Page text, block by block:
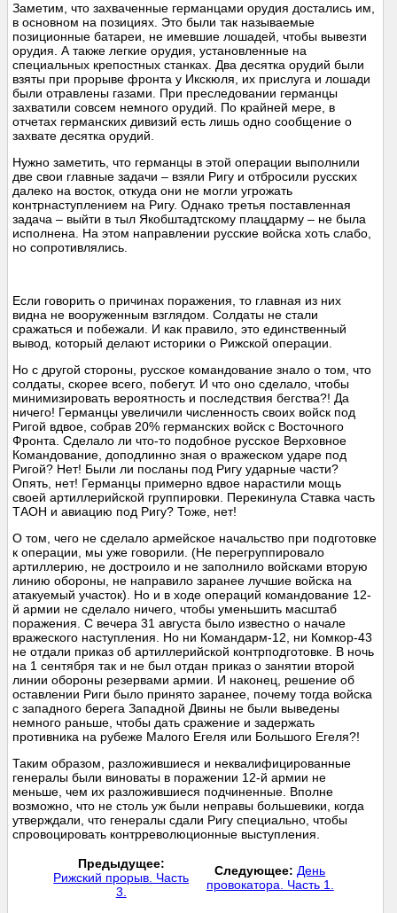
Заметим, что захваченные германцами орудия достались им,
в основном на позициях. Это были так называемые
позиционные батареи, не имевшие лошадей, чтобы вывезти
орудия. А также легкие орудия, установленные на
специальных крепостных станках. Два десятка орудий были
взяты при прорыве фронта у Икскюля, их прислуга и лошади
были отравлены газами. При преследовании германцы
захватили совсем немного орудий. По крайней мере, в
отчетах германских дивизий есть лишь одно сообщение о
захвате десятка орудий.
Нужно заметить, что германцы в этой операции выполнили
две свои главные задачи – взяли Ригу и отбросили русских
далеко на восток, откуда они не могли угрожать
контрнаступлением на Ригу. Однако третья поставленная
задача – выйти в тыл Якобштадтскому плацдарму – не была
исполнена. На этом направлении русские войска хоть слабо,
но сопротивлялись.
Если говорить о причинах поражения, то главная из них
видна не вооруженным взглядом. Солдаты не стали
сражаться и побежали. И как правило, это единственный
вывод, который делают историки о Рижской операции.
Но с другой стороны, русское командование знало о том, что
солдаты, скорее всего, побегут. И что оно сделало, чтобы
минимизировать вероятность и последствия бегства?! Да
ничего! Германцы увеличили численность своих войск под
Ригой вдвое, собрав 20% германских войск с Восточного
Фронта. Сделало ли что-то подобное русское Верховное
Командование, доподлинно зная о вражеском ударе под
Ригой? Нет! Были ли посланы под Ригу ударные части?
Опять, нет! Германцы примерно вдвое нарастили мощь
своей артиллерийской группировки. Перекинула Ставка часть
ТАОН и авиацию под Ригу? Тоже, нет!
О том, чего не сделало армейское начальство при подготовке
к операции, мы уже говорили. (Не перегруппировало
артиллерию, не достроило и не заполнило войсками вторую
линию обороны, не направило заранее лучшие войска на
атакуемый участок). Но и в ходе операций командование 12-
й армии не сделало ничего, чтобы уменьшить масштаб
поражения. С вечера 31 августа было известно о начале
вражеского наступления. Но ни Командарм-12, ни Комкор-43
не отдали приказ об артиллерийской контрподготовке. В ночь
на 1 сентября так и не был отдан приказ о занятии второй
линии обороны резервами армии. И наконец, решение об
оставлении Риги было принято заранее, почему тогда войска
с западного берега Западной Двины не были выведены
немного раньше, чтобы дать сражение и задержать
противника на рубеже Малого Егеля или Большого Егеля?!
Таким образом, разложившиеся и неквалифицированные
генералы были виноваты в поражении 12-й армии не
меньше, чем их разложившиеся подчиненные. Вполне
возможно, что не столь уж были неправы большевики, когда
утверждали, что генералы сдали Ригу специально, чтобы
спровоцировать контрреволюционные выступления.
Предыдущее:
Рижский прорыв. Часть
3.
Следующее: День
провокатора. Часть 1.